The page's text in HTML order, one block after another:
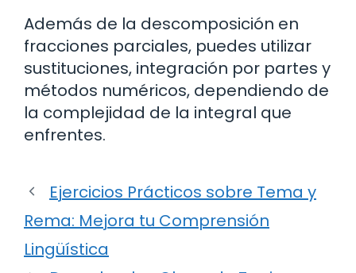
Además de la descomposición en
fracciones parciales, puedes utilizar
sustituciones, integración por partes y
métodos numéricos, dependiendo de
la complejidad de la integral que
enfrentes.
Ejercicios Prácticos sobre Tema y
Rema: Mejora tu Comprensión
Lingüística